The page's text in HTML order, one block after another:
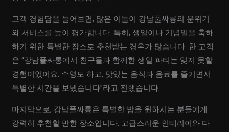
고객 경험담을 들어보면, 많은 이들이 강남풀싸롱의 분위기
와 서비스를 높이 평가합니다. 특히, 생일이나 기념일을 축하
하기 위한 특별한 장소로 추천받는 경우가 많습니다. 한 고객
은 “강남풀싸롱에서 친구들과 함께한 생일 파티는 잊지 못할
경험이었어요. 수영도 하고, 맛있는 음식과 음료를 즐기면서
특별한 시간을 보냈습니다”라고 전했습니다.
마지막으로, 강남풀싸롱은 특별한 밤을 원하시는 분들에게
강력히 추천할 만한 장소입니다. 고급스러운 인테리어와 다